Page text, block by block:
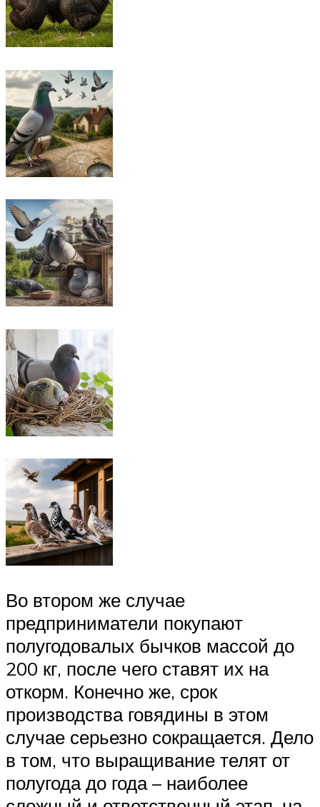
Во втором же случае
предприниматели покупают
полугодовалых бычков массой до
200 кг, после чего ставят их на
откорм. Конечно же, срок
производства говядины в этом
случае серьезно сокращается. Дело
в том, что выращивание телят от
полугода до года – наиболее